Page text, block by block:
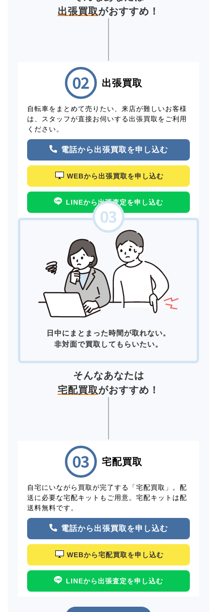
出張買取がおすすめ！
出張買取
自転車をまとめて売りたい、来店が難しいお客様
は、スタッフが直接お伺いする出張買取をご利用
ください。
電話から出張買取を申し込む
WEBから出張買取を申し込む
LINEから出張査定を申し込む
日中にまとまった時間が取れない。
非対面で買取してもらいたい。
そんなあなたは
宅配買取がおすすめ！
宅配買取
自宅にいながら買取が完了する「宅配買取」。配
送に必要な宅配キットもご用意。宅配キットは配
送料無料です。
電話から出張買取を申し込む
WEBから宅配買取を申し込む
LINEから出張査定を申し込む